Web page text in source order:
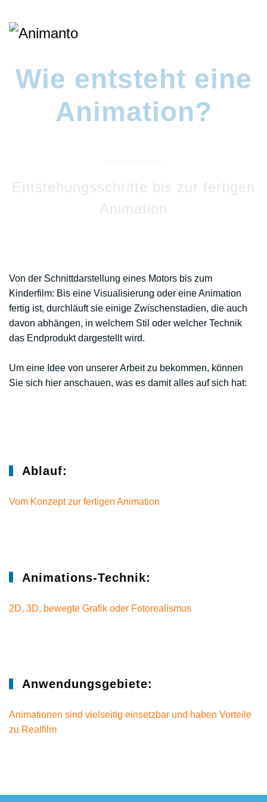
Wie entsteht eine
Animation?
Entstehungsschritte bis zur fertigen
Animation
Von der Schnittdarstellung eines Motors bis zum
Kinderfilm: Bis eine Visualisierung oder eine Animation
fertig ist, durchläuft sie einige Zwischenstadien, die auch
davon abhängen, in welchem Stil oder welcher Technik
das Endprodukt dargestellt wird.
Um eine Idee von unserer Arbeit zu bekommen, können
Sie sich hier anschauen, was es damit alles auf sich hat:
Ablauf:
Vom Konzept zur fertigen Animation
Animations-Technik:
2D, 3D, bewegte Grafik oder Fotorealismus
Anwendungsgebiete:
Animationen sind vielseitig einsetzbar und haben Vorteile
zu Realfilm